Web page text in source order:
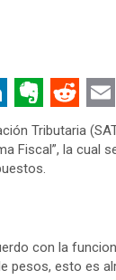
E
v
e
n
o
R
e
i
t
E
m
l
Tributaria
Fiscal”, la cual
con la
pesos, esto es